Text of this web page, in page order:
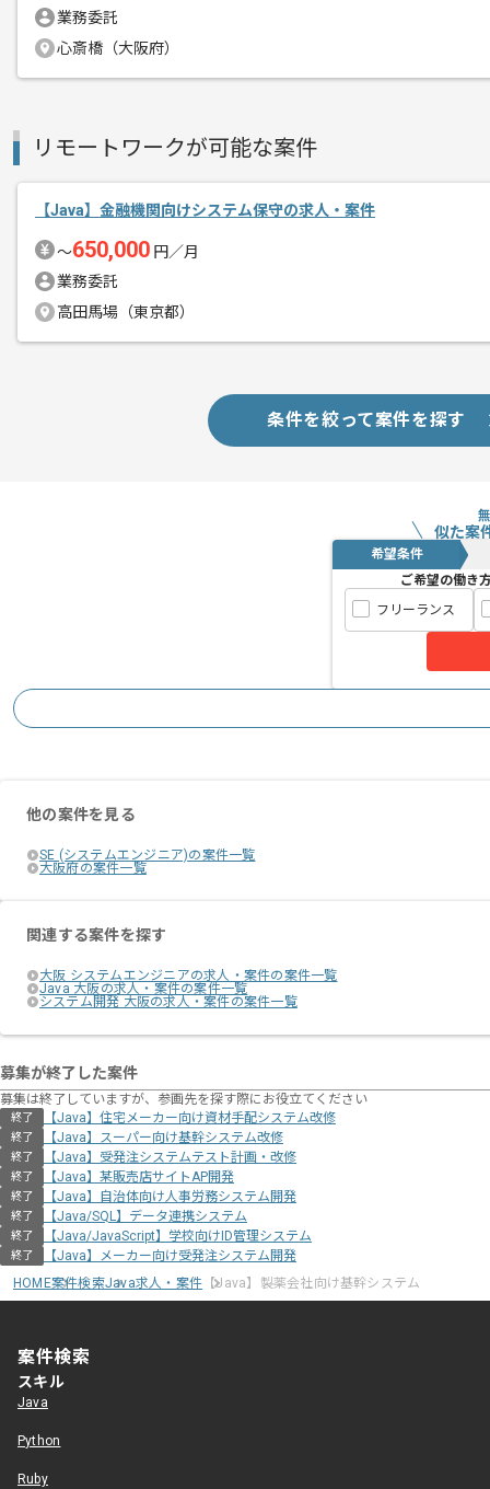
業務委託
心斎橋（大阪府）
リモートワークが可能な案件
【Java】金融機関向けシステム保守の求人・案件
〜650,000 円／月
業務委託
高田馬場（東京都）
条件を絞って案件を探す
似た案
希望条件
ご希望の働き
フリーランス
他の案件を見る
SE (システムエンジニア)の案件一覧
大阪府の案件一覧
関連する案件を探す
大阪 システムエンジニアの求人・案件の案件一覧
Java 大阪の求人・案件の案件一覧
システム開発 大阪の求人・案件の案件一覧
募集が終了した案件
募集は終了していますが、参画先を探す際にお役立てください
終了 【Java】住宅メーカー向け資材⼿配システム改修
終了 【Java】スーパー向け基幹システム改修
終了 【Java】受発注システムテスト計画・改修
終了 【Java】某販売店サイトAP開発
終了 【Java】自治体向け人事労務システム開発
終了 【Java/SQL】データ連携システム
終了 【Java/JavaScript】学校向けID管理システム
終了
【Java】メーカー向け受発注システム開発
HOME案件検索Java求人・案件 【Java】製薬会社向け基幹システム
案件検索
スキル
Java
Python
Ruby